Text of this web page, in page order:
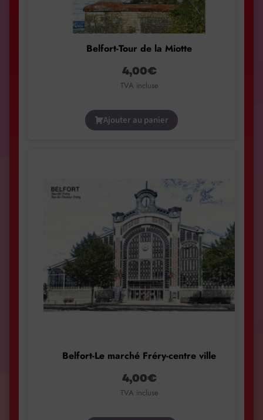
Belfort-Tour de la Miotte
4,00€
TVA incluse
Ajouter au panier
Belfort-Le marché Fréry-centre ville
4,00€
TVA incluse